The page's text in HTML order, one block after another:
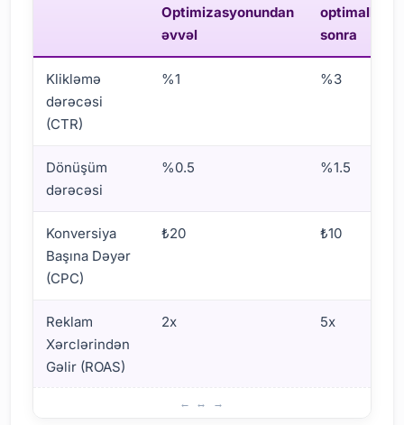
Optimizasyonundan
əvvəl
sonra
Klikləmə
dərəcəsi
(CTR)
%1 %3
Dönüşüm
dərəcəsi
%0.5 %1.5
Konversiya
Başına Dəyər
(CPC)
₺20 ₺10
Reklam
Xərclərindən
Gəlir (ROAS)
2x 5x